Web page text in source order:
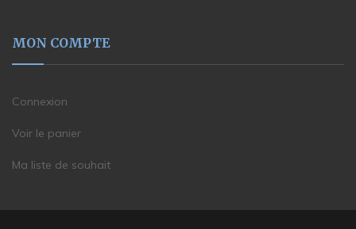
MON COMPTE
Connexion
Voir le panier
Ma liste de souhait